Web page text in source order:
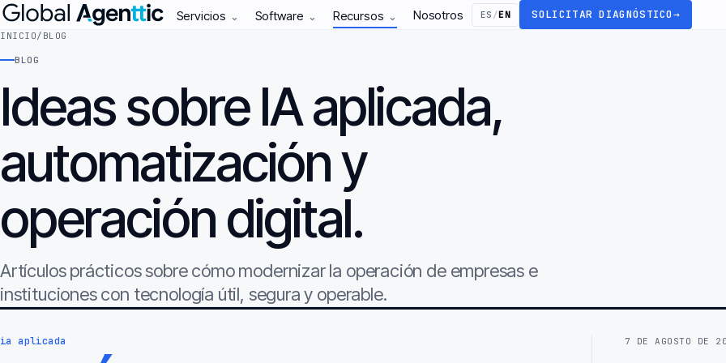
Servicios ⌄ Software ⌄ Recursos ⌄ Nosotros ES /EN SOLICITAR DIAGNÓSTICO→
INICIO/ BLOG
BLOG
Ideas sobre IA aplicada,
automatización y
operación digital.
Artículos prácticos sobre cómo modernizar la operación de empresas e
instituciones con tecnología útil, segura y operable.
ia aplicada 7 DE AGOSTO DE